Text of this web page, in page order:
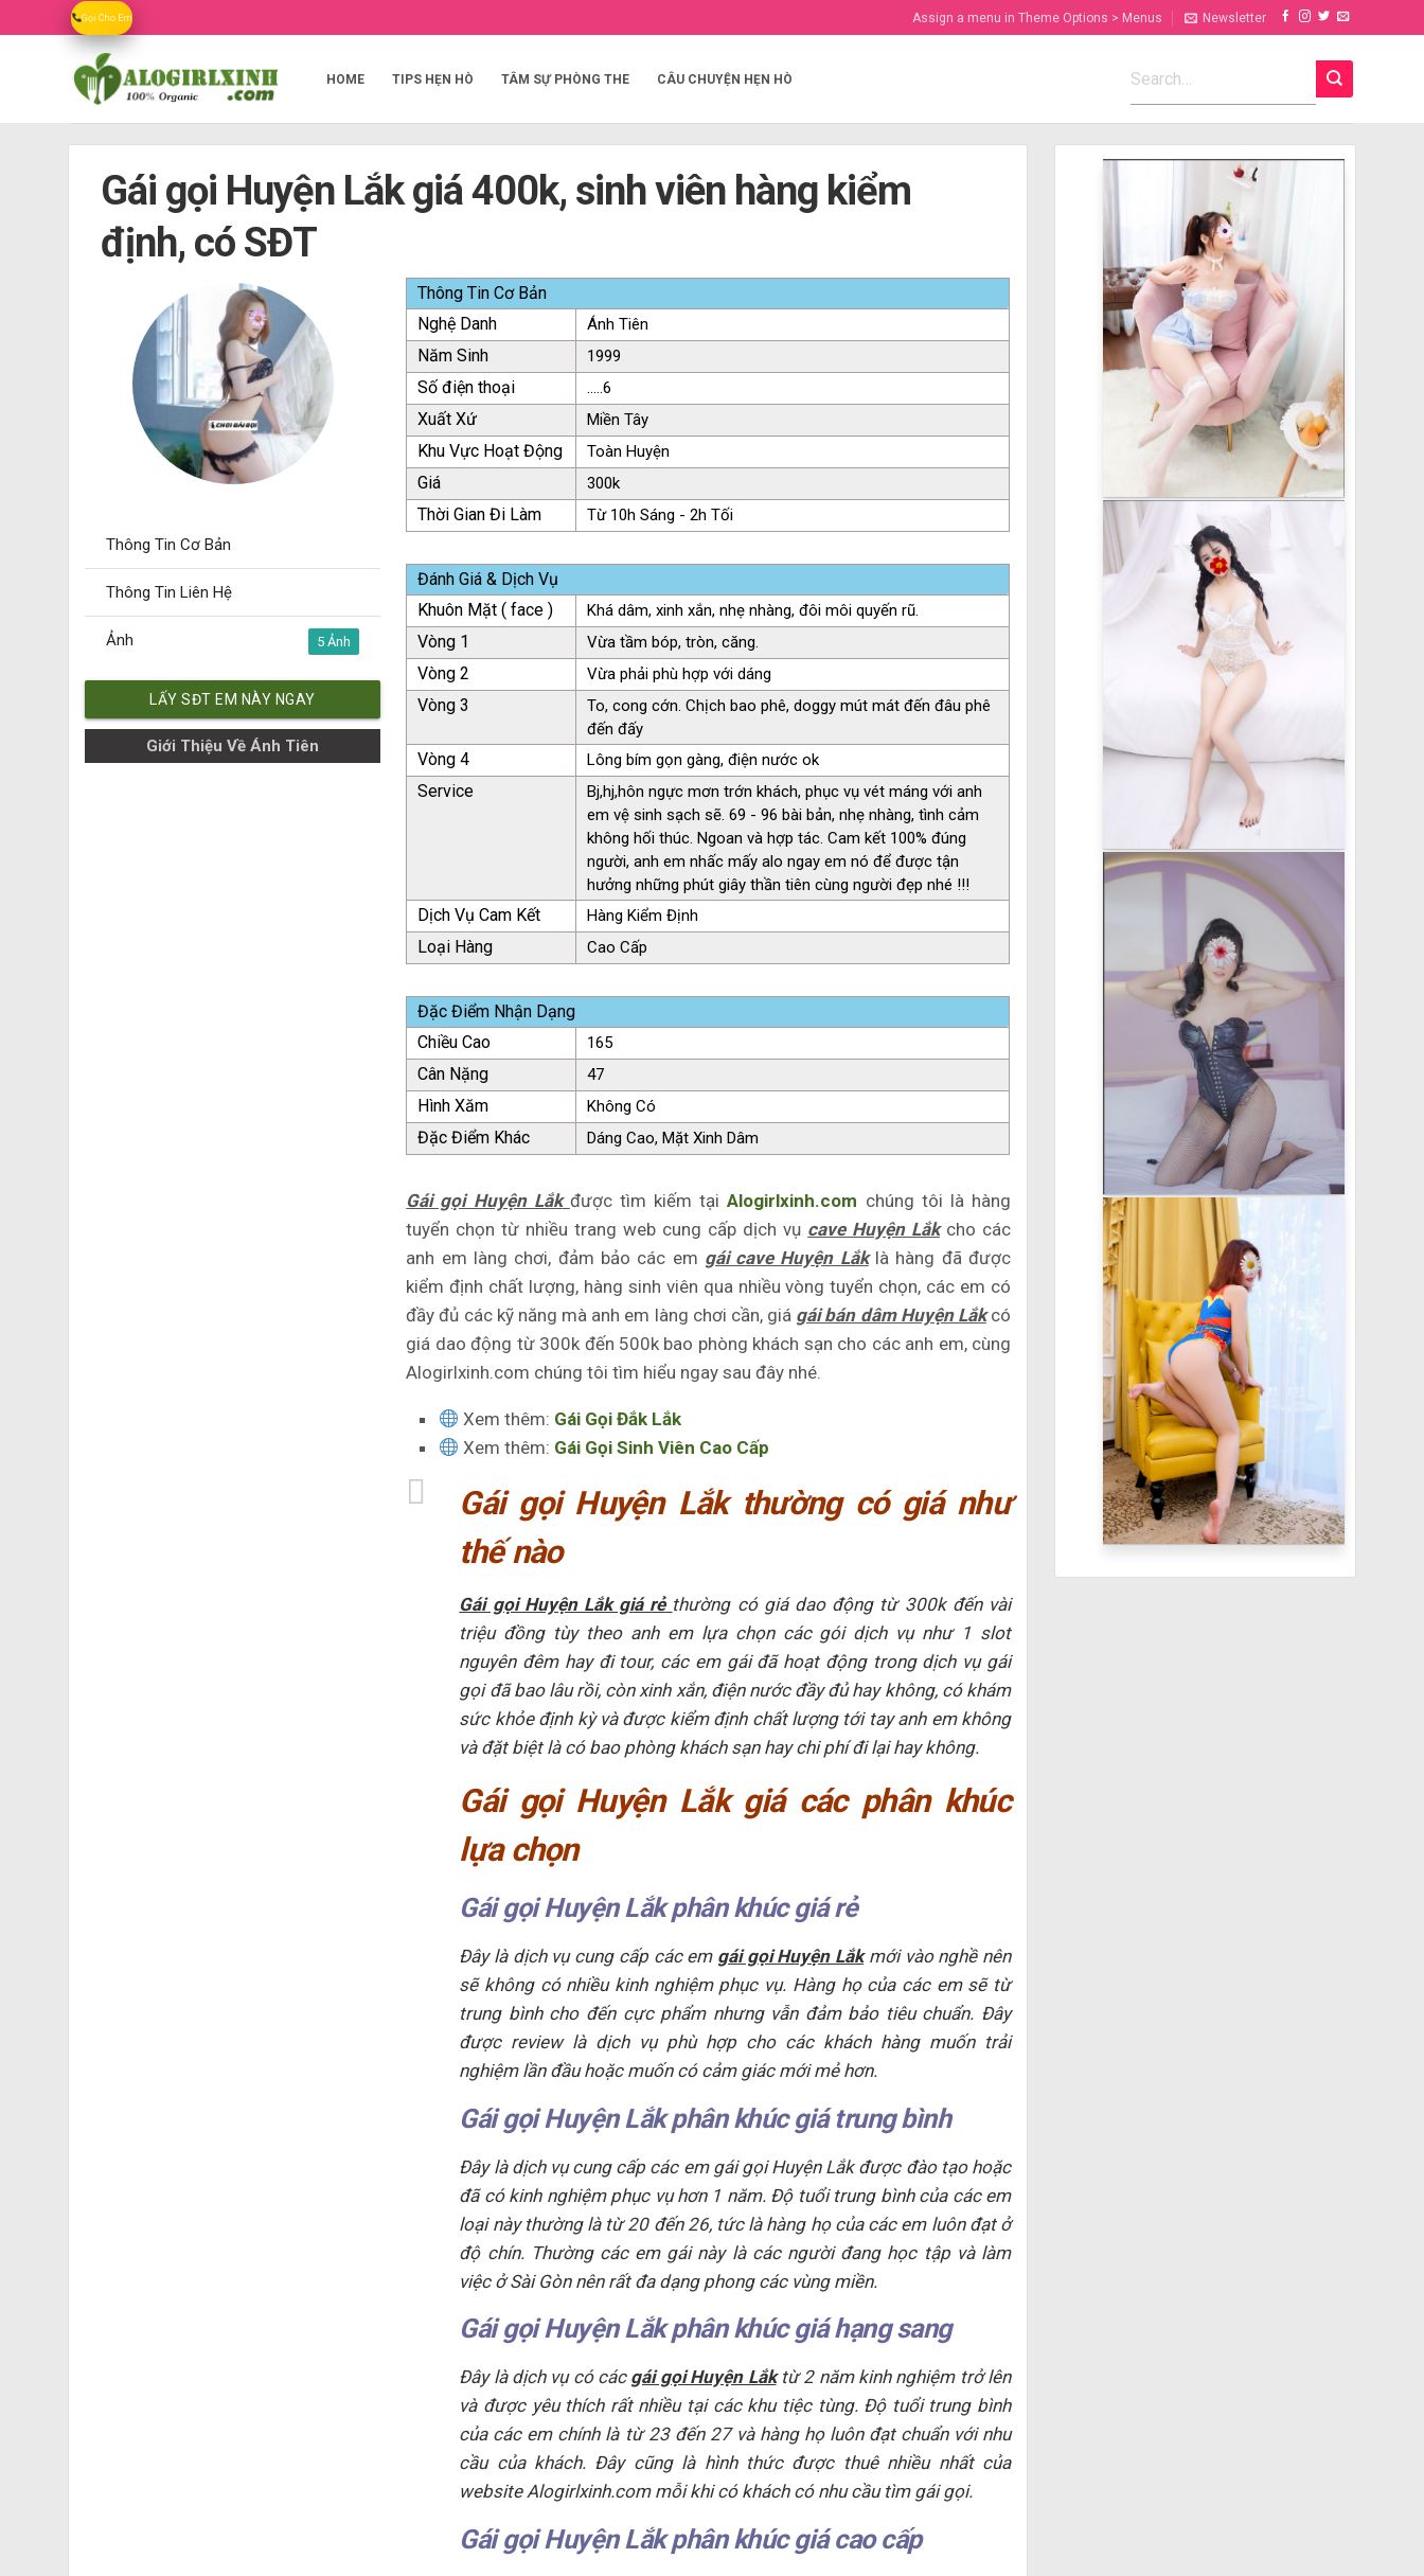
to
Gọi Cho Em Assign a menu in Theme Options > Menus Newsletter
HOME TIPS HẸN HÒ TÂM SỰ PHÒNG THE CÂU CHUYỆN HẸN HÒ
Gái gọi Huyện Lắk giá 400k, sinh viên hàng kiểm
định, có SĐT
Thông Tin Cơ Bản
Thông Tin Liên Hệ
5
Ảnh
LẤY SĐT EM NÀY NGAY
Giới Thiệu Về Ánh Tiên
Thông Tin Cơ Bản
Nghệ Danh
Ánh Tiên
Năm Sinh 1999
Số điện thoại .....6
Xuất Xứ Miền Tây
Khu Vực Hoạt Động Toàn Huyện
Giá 300k
Thời Gian Đi Làm Từ 10h Sáng - 2h Tối
Đánh Giá & Dịch Vụ
Khuôn Mặt ( face )
Khá dâm, xinh xắn, nhẹ nhàng, đôi môi quyến rũ.
Vòng 1 Vừa tầm bóp, tròn, căng.
Vòng 2 Vừa phải phù hợp với dáng
Vòng 3
To, cong cớn. Chịch bao phê, doggy mút mát đến đâu phê
đến đấy
Vòng 4 Lông bím gọn gàng, điện nước ok
Service
Bj,hj,hôn ngực mơn trớn khách, phục vụ vét máng với anh
em vệ sinh sạch sẽ. 69 - 96 bài bản, nhẹ nhàng, tình cảm
không hối thúc. Ngoan và hợp tác. Cam kết 100% đúng
người, anh em nhấc mấy alo ngay em nó để được tận
hưởng những phút giây thần tiên cùng người đẹp nhé !!!
Dịch Vụ Cam Kết Hàng Kiểm Định
Loại Hàng Cao Cấp
Đặc Điểm Nhận Dạng
Chiều Cao
165
Cân Nặng 47
Hình Xăm Không Có
Đặc Điểm Khác Dáng Cao, Mặt Xinh Dâm
Gái gọi Huyện Lắk được tìm kiếm tạiAlogirlxinh.com chúng tôi là hàng
tuyển chọn từ nhiều trang web cung cấp dịch vụ cave Huyện Lắkcho các
anh em làng chơi, đảm bảo các em gái cave Huyện Lắklà hàng đã được
kiểm định chất lượng, hàng sinh viên qua nhiều vòng tuyển chọn, các em có
đầy đủ các kỹ năng mà anh em làng chơi cần, giá gái bán dâm Huyện Lắkcó
giá dao động từ 300k đến 500k bao phòng khách sạn cho các anh em, cùng
Alogirlxinh.com chúng tôi tìm hiểu ngay sau đây nhé.
Xem thêm: Gái Gọi Đắk Lắk
Xem thêm: Gái Gọi Sinh Viên Cao Cấp
Gái gọi Huyện Lắk thường có giá như
thế nào
Gái gọi Huyện Lắk giá rẻ thường có giá dao động từ 300k đến vài
triệu đồng tùy theo anh em lựa chọn các gói dịch vụ như 1 slot
nguyên đêm hay đi tour, các em gái đã hoạt động trong dịch vụ gái
gọi đã bao lâu rồi, còn xinh xắn, điện nước đầy đủ hay không, có khám
sức khỏe định kỳ và được kiểm định chất lượng tới tay anh em không
và đặt biệt là có bao phòng khách sạn hay chi phí đi lại hay không.
Gái gọi Huyện Lắk giá các phân khúc
lựa chọn
Gái gọi Huyện Lắk phân khúc giá rẻ
Đây là dịch vụ cung cấp các em gái gọi Huyện Lắkmới vào nghề nên
sẽ không có nhiều kinh nghiệm phục vụ. Hàng họ của các em sẽ từ
trung bình cho đến cực phẩm nhưng vẫn đảm bảo tiêu chuẩn. Đây
được review là dịch vụ phù hợp cho các khách hàng muốn trải
nghiệm lần đầu hoặc muốn có cảm giác mới mẻ hơn.
Gái gọi Huyện Lắk phân khúc giá trung bình
Đây là dịch vụ cung cấp các em gái gọi Huyện Lắk được đào tạo hoặc
đã có kinh nghiệm phục vụ hơn 1 năm. Độ tuổi trung bình của các em
loại này thường là từ 20 đến 26, tức là hàng họ của các em luôn đạt ở
độ chín. Thường các em gái này là các người đang học tập và làm
việc ở Sài Gòn nên rất đa dạng phong các vùng miền.
Gái gọi Huyện Lắk phân khúc giá hạng sang
Đây là dịch vụ có các gái gọi Huyện Lắktừ 2 năm kinh nghiệm trở lên
và được yêu thích rất nhiều tại các khu tiệc tùng. Độ tuổi trung bình
của các em chính là từ 23 đến 27 và hàng họ luôn đạt chuẩn với nhu
cầu của khách. Đây cũng là hình thức được thuê nhiều nhất của
website Alogirlxinh.com mỗi khi có khách có nhu cầu tìm gái gọi.
Gái gọi Huyện Lắk phân khúc giá cao cấp